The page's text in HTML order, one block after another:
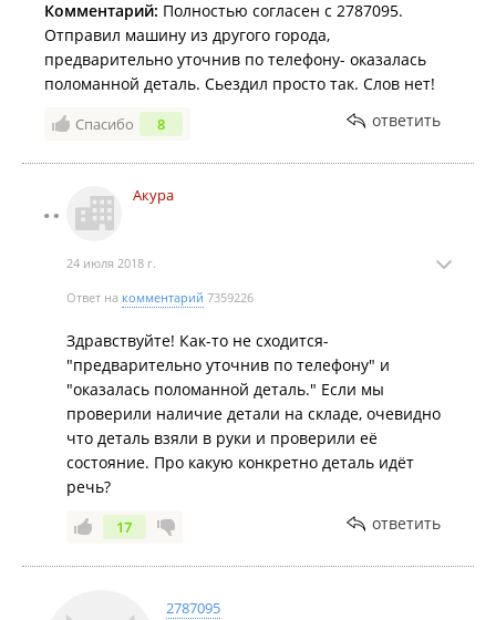
Комментарий: Полностью согласен с 2787095.
Отправил машину из другого города,
предварительно уточнив по телефону- оказалась
поломанной деталь. Сьездил просто так. Слов нет!
Спасибо 8 ответить
Акура
24 июля 2018 г.
Ответ на комментарий 7359226
Здравствуйте! Как-то не сходится-
"предварительно уточнив по телефону" и
"оказалась поломанной деталь." Если мы
проверили наличие детали на складе, очевидно
что деталь взяли в руки и проверили её
состояние. Про какую конкретно деталь идёт
речь?
17 ответить
2787095